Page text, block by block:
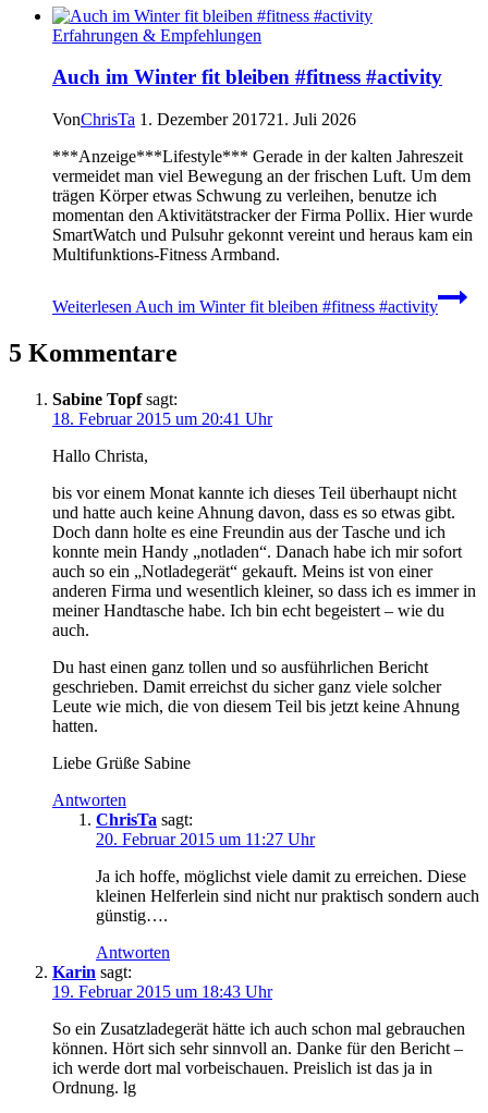
Erfahrungen & Empfehlungen
Auch im Winter fit bleiben #fitness #activity
VonChrisTa 1. Dezember 201721. Juli 2026
***Anzeige***Lifestyle*** Gerade in der kalten Jahreszeit
vermeidet man viel Bewegung an der frischen Luft. Um dem
trägen Körper etwas Schwung zu verleihen, benutze ich
momentan den Aktivitätstracker der Firma Pollix. Hier wurde
SmartWatch und Pulsuhr gekonnt vereint und heraus kam ein
Multifunktions-Fitness Armband.
Weiterlesen Auch im Winter fit bleiben #fitness #activity
5 Kommentare
Sabine Topf sagt:
18. Februar 2015 um 20:41 Uhr
Hallo Christa,
bis vor einem Monat kannte ich dieses Teil überhaupt nicht
und hatte auch keine Ahnung davon, dass es so etwas gibt.
Doch dann holte es eine Freundin aus der Tasche und ich
konnte mein Handy „notladen“. Danach habe ich mir sofort
auch so ein „Notladegerät“ gekauft. Meins ist von einer
anderen Firma und wesentlich kleiner, so dass ich es immer in
meiner Handtasche habe. Ich bin echt begeistert – wie du
auch.
Du hast einen ganz tollen und so ausführlichen Bericht
geschrieben. Damit erreichst du sicher ganz viele solcher
Leute wie mich, die von diesem Teil bis jetzt keine Ahnung
hatten.
Liebe Grüße Sabine
Antworten
ChrisTa sagt:
20. Februar 2015 um 11:27 Uhr
Ja ich hoffe, möglichst viele damit zu erreichen. Diese
kleinen Helferlein sind nicht nur praktisch sondern auch
günstig….
Antworten
Karin sagt:
19. Februar 2015 um 18:43 Uhr
So ein Zusatzladegerät hätte ich auch schon mal gebrauchen
können. Hört sich sehr sinnvoll an. Danke für den Bericht –
ich werde dort mal vorbeischauen. Preislich ist das ja in
Ordnung. lg